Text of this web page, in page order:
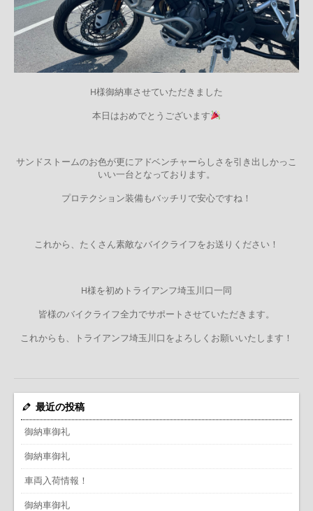
H様御納車させていただきました
本日はおめでとうございます
サンドストームのお色が更にアドベンチャーらしさを引き出しかっこ
いい一台となっております。
プロテクション装備もバッチリで安心ですね！
これから、たくさん素敵なバイクライフをお送りください！
H様を初めトライアンフ埼玉川口一同
皆様のバイクライフ全力でサポートさせていただきます。
これからも、トライアンフ埼玉川口をよろしくお願いいたします！
最近の投稿
御納車御礼
御納車御礼
車両入荷情報！
御納車御礼